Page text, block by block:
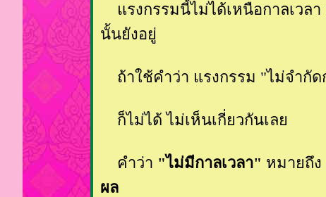
รงกรรมนี้ไม่ได้เหนือกาลเวลา
นั้นยังอยู่
ถ้าใช้คำว่า แรงกรรม "ไม่จำกัด
ก็ไม่ได้ ไม่เห็นเกี่ยวกันเล
คำว่า "ไม่มีกาลเวลา" หมายถึง
ผล